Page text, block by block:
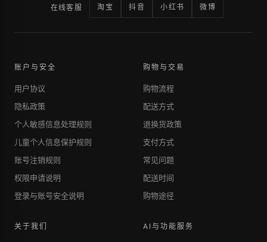
在线客服 淘宝 抖音 小红书 微博
账户与安全
用户协议
隐私政策
个人敏感信息处理规则
儿童个人信息保护规则
账号注销规则
权限申请说明
登录与账号安全说明
购物与交易
购物流程
配送方式
退换货政策
支付方式
常见问题
配送时间
购物途径
关于我们 AI与功能服务